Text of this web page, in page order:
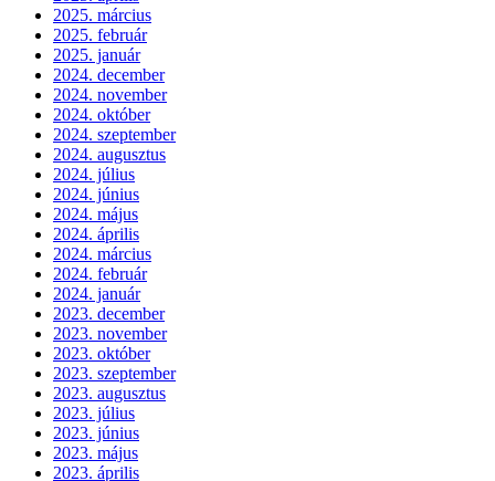
2025. március
2025. február
2025. január
2024. december
2024. november
2024. október
2024. szeptember
2024. augusztus
2024. július
2024. június
2024. május
2024. április
2024. március
2024. február
2024. január
2023. december
2023. november
2023. október
2023. szeptember
2023. augusztus
2023. július
2023. június
2023. május
2023. április